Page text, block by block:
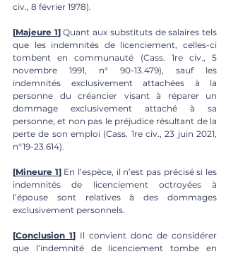
civ., 8 février 1978).
[Majeure 1] Quant aux substituts de salaires tels
que les indemnités de licenciement, celles-ci
tombent en communauté (Cass. 1re civ., 5
novembre 1991, n° 90-13.479), sauf les
indemnités exclusivement attachées à la
personne du créancier visant à réparer un
dommage exclusivement attaché à sa
personne, et non pas le préjudice résultant de la
perte de son emploi (Cass. 1re civ., 23 juin 2021,
n°19-23.614).
[Mineure 1] En l’espèce, il n’est pas précisé si les
indemnités de licenciement octroyées à
l’épouse sont relatives à des dommages
exclusivement personnels.
[Conclusion 1] Il convient donc de considérer
que l’indemnité de licenciement tombe en